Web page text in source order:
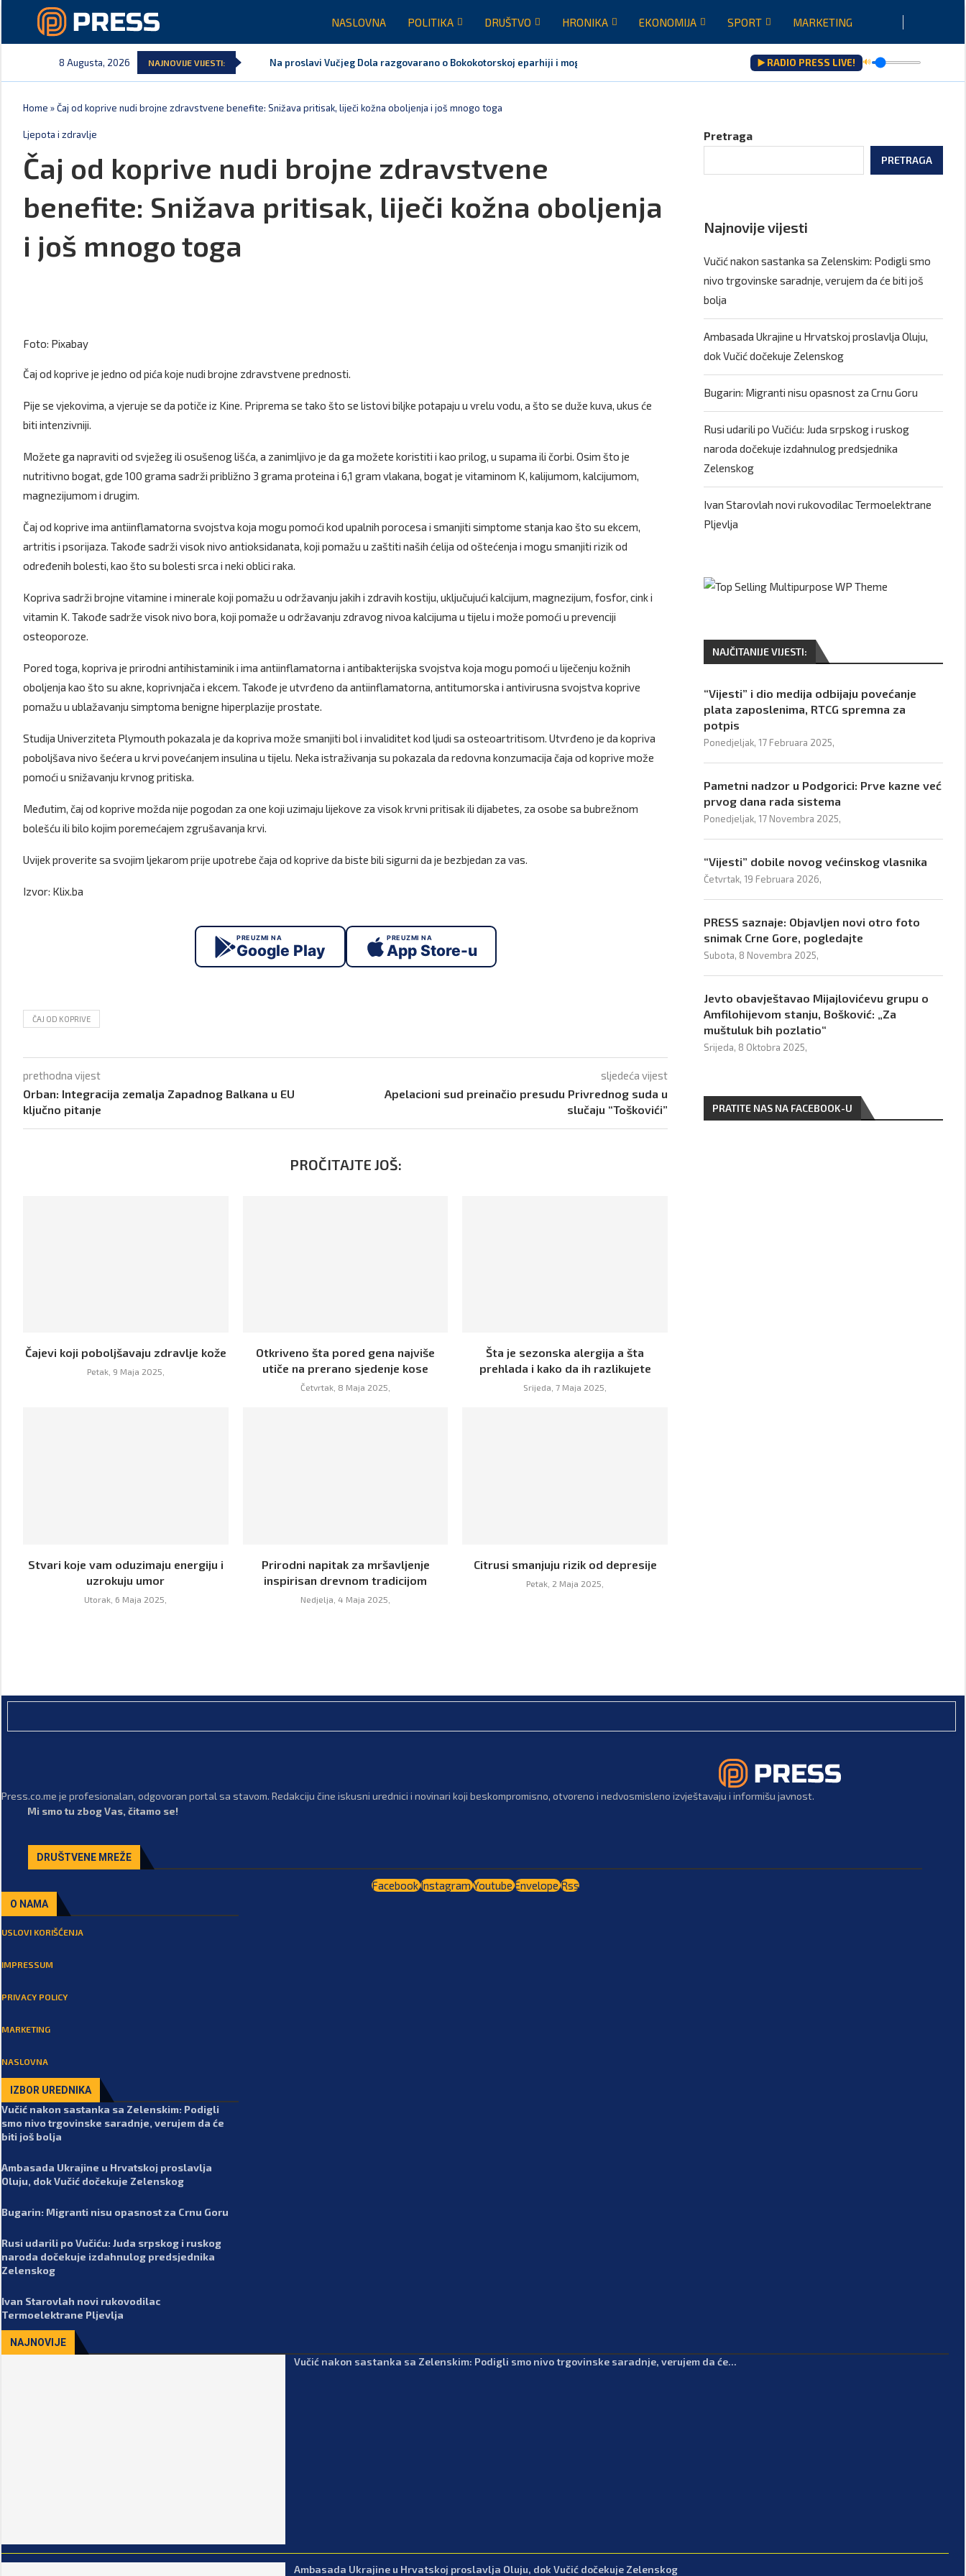
NASLOVNA POLITIKA DRUŠTVO HRONIKA EKONOMIJA SPORT MARKETING
8 Augusta, 2026 NAJNOVIJE VIJESTI: Na proslavi Vučjeg Dola razgovarano o Bokokotorskoj eparhiji i mogućem razrješenju... ▶️ RADIO PRESS LIVE! 🔊
Home »Čaj od koprive nudi brojne zdravstvene benefite: Snižava pritisak, liječi kožna oboljenja i još mnogo toga
Ljepota i zdravlje
Čaj od koprive nudi brojne zdravstvene
benefite: Snižava pritisak, liječi kožna oboljenja
i još mnogo toga
Foto: Pixabay
Čaj od koprive je jedno od pića koje nudi brojne zdravstvene prednosti.
Pije se vjekovima, a vjeruje se da potiče iz Kine. Priprema se tako što se listovi biljke potapaju u vrelu vodu, a što se duže kuva, ukus će
biti intenzivniji.
Možete ga napraviti od svježeg ili osušenog lišća, a zanimljivo je da ga možete koristiti i kao prilog, u supama ili čorbi. Osim što je
nutritivno bogat, gde 100 grama sadrži približno 3 grama proteina i 6,1 gram vlakana, bogat je vitaminom K, kalijumom, kalcijumom,
magnezijumom i drugim.
Čaj od koprive ima antiinflamatorna svojstva koja mogu pomoći kod upalnih porocesa i smanjiti simptome stanja kao što su ekcem,
artritis i psorijaza. Takođe sadrži visok nivo antioksidanata, koji pomažu u zaštiti naših ćelija od oštećenja i mogu smanjiti rizik od
određenih bolesti, kao što su bolesti srca i neki oblici raka.
Kopriva sadrži brojne vitamine i minerale koji pomažu u održavanju jakih i zdravih kostiju, uključujući kalcijum, magnezijum, fosfor, cink i
vitamin K. Takođe sadrže visok nivo bora, koji pomaže u održavanju zdravog nivoa kalcijuma u ​​tijelu i može pomoći u prevenciji
osteoporoze.
Pored toga, kopriva je prirodni antihistaminik i ima antiinflamatorna i antibakterijska svojstva koja mogu pomoći u liječenju kožnih
oboljenja kao što su akne, koprivnjača i ekcem. Takođe je utvrđeno da antiinflamatorna, antitumorska i antivirusna svojstva koprive
pomažu u ublažavanju simptoma benigne hiperplazije prostate.
Studija Univerziteta Plymouth pokazala je da kopriva može smanjiti bol i invaliditet kod ljudi sa osteoartritisom. Utvrđeno je da kopriva
poboljšava nivo šećera u krvi povećanjem insulina u tijelu. Neka istraživanja su pokazala da redovna konzumacija čaja od koprive može
pomoći u snižavanju krvnog pritiska.
Međutim, čaj od koprive možda nije pogodan za one koji uzimaju lijekove za visok krvni pritisak ili dijabetes, za osobe sa bubrežnom
bolešću ili bilo kojim poremećajem zgrušavanja krvi.
Uvijek proverite sa svojim ljekarom prije upotrebe čaja od koprive da biste bili sigurni da je bezbjedan za vas.
Izvor: Klix.ba
PREUZMI NA
Google Play
PREUZMI NA
App Store-u
ČAJ OD KOPRIVE
prethodna vijest
Orban: Integracija zemalja Zapadnog Balkana u EU
ključno pitanje
sljedeća vijest
Apelacioni sud preinačio presudu Privrednog suda u
slučaju “Toškovići”
PROČITAJTE JOŠ:
Čajevi koji poboljšavaju zdravlje kože
Petak, 9 Maja 2025,
Otkriveno šta pored gena najviše
utiče na prerano sjedenje kose
Četvrtak, 8 Maja 2025,
Šta je sezonska alergija a šta
prehlada i kako da ih razlikujete
Srijeda, 7 Maja 2025,
Stvari koje vam oduzimaju energiju i
uzrokuju umor
Utorak, 6 Maja 2025,
Prirodni napitak za mršavljenje
inspirisan drevnom tradicijom
Nedjelja, 4 Maja 2025,
Citrusi smanjuju rizik od depresije
Petak, 2 Maja 2025,
Pretraga
PRETRAGA
Najnovije vijesti
Vučić nakon sastanka sa Zelenskim: Podigli smo
nivo trgovinske saradnje, verujem da će biti još
bolja
Ambasada Ukrajine u Hrvatskoj proslavlja Oluju,
dok Vučić dočekuje Zelenskog
Bugarin: Migranti nisu opasnost za Crnu Goru
Rusi udarili po Vučiću: Juda srpskog i ruskog
naroda dočekuje izdahnulog predsjednika
Zelenskog
Ivan Starovlah novi rukovodilac Termoelektrane
Pljevlja
NAJČITANIJE VIJESTI:
“Vijesti” i dio medija odbijaju povećanje
plata zaposlenima, RTCG spremna za
potpis
Ponedjeljak, 17 Februara 2025,
Pametni nadzor u Podgorici: Prve kazne već
prvog dana rada sistema
Ponedjeljak, 17 Novembra 2025,
“Vijesti” dobile novog većinskog vlasnika
Četvrtak, 19 Februara 2026,
PRESS saznaje: Objavljen novi otro foto
snimak Crne Gore, pogledajte
Subota, 8 Novembra 2025,
Jevto obavještavao Mijajlovićevu grupu o
Amfilohijevom stanju, Bošković: „Za
muštuluk bih pozlatio“
Srijeda, 8 Oktobra 2025,
PRATITE NAS NA FACEBOOK-U
Press.co.me je profesionalan, odgovoran portal sa stavom. Redakciju čine iskusni urednici i novinari koji beskompromisno, otvoreno i nedvosmisleno izvještavaju i informišu javnost.
Mi smo tu zbog Vas, čitamo se!
DRUŠTVENE MREŽE
FacebookInstagramYoutubeEnvelopeRss
O NAMA
USLOVI KORIŠĆENJA
IMPRESSUM
PRIVACY POLICY
MARKETING
NASLOVNA
IZBOR UREDNIKA
Vučić nakon sastanka sa Zelenskim: Podigli
smo nivo trgovinske saradnje, verujem da će
biti još bolja
Ambasada Ukrajine u Hrvatskoj proslavlja
Oluju, dok Vučić dočekuje Zelenskog
Bugarin: Migranti nisu opasnost za Crnu Goru
Rusi udarili po Vučiću: Juda srpskog i ruskog
naroda dočekuje izdahnulog predsjednika
Zelenskog
Ivan Starovlah novi rukovodilac
Termoelektrane Pljevlja
NAJNOVIJE
Vučić nakon sastanka sa Zelenskim: Podigli smo nivo trgovinske saradnje, verujem da će...
Ambasada Ukrajine u Hrvatskoj proslavlja Oluju, dok Vučić dočekuje Zelenskog